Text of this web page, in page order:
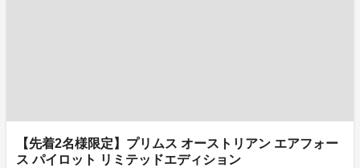
【先着2名様限定】プリムス オーストリアン エアフォー
ス パイロット リミテッドエディション